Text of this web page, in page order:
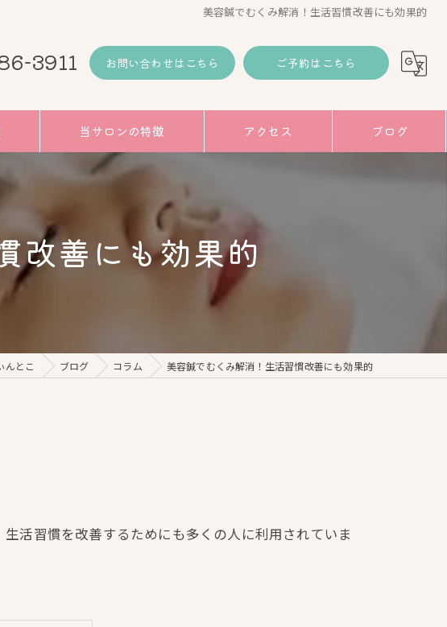
美容鍼でむくみ解消！生活習慣改善にも効果的
3911 お問い合わせはこちら ご予約はこちら
当サロンの特徴
頭痛
小顔
アクセス ブログ
改善にも効果的
んとこ ブログ コラム 美容鍼でむくみ解消！生活習慣改善にも効果的
活習慣を改善するためにも多くの人に利用されていま